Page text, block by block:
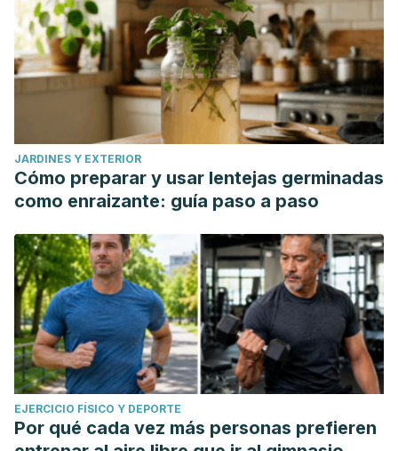
JARDINES Y EXTERIOR
Cómo preparar y usar lentejas germinadas
como enraizante: guía paso a paso
EJERCICIO FÍSICO Y DEPORTE
Por qué cada vez más personas prefieren